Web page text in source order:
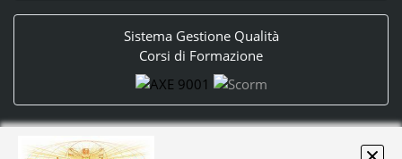
Sistema Gestione Qualità
Corsi di Formazione